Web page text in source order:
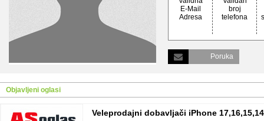
E-Mail
Adresa
broj
telefona
Poruka
Objavljeni oglasi
Veleprodajni dobavljači iPhone